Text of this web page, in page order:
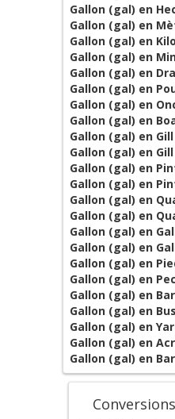
Gallon (gal) en
Gallon (gal) en
Gallon (gal) en
Gallon (gal) en
Gallon (gal) en
Gallon (gal) en
Gallon (gal) en
Gallon (gal) en
Gallon (gal) en Gill
Gallon (gal) en
Gallon (gal) en
Gallon (gal) en
Gallon (gal) en
Gallon (gal) en
Gallon (gal) en
Gallon (gal) en
Gallon (gal) en
Gallon (gal) en
Gallon (gal) en
Gallon (gal) en
Gallon (gal) en
Gallon (gal) en
Gallon (gal) en